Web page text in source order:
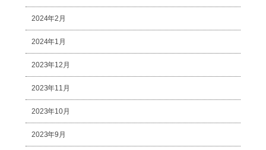
2024年2月
2024年1月
2023年12月
2023年11月
2023年10月
2023年9月